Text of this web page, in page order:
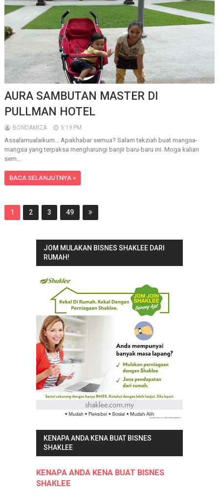
AURA SAMBUTAN MASTER DI
PULLMAN HOTEL
BONDAMIZA 5:19 PM
Assalamualaikum... Apakhabar semua? Salam takziah buat mangsa-
mangsa yang terpaksa mengharungi banjir baru-baru ini. Moga kalian
sem...
BACA SELANJUTNYA »
1 2 3 49
JOM MULAKAN BISNES SHAKLEE DARI
RUMAH!
KENAPA ANDA KENA BUAT BISNES
SHAKLEE
KENAPA ANDA KENA BUAT BISNES
SHAKLEE